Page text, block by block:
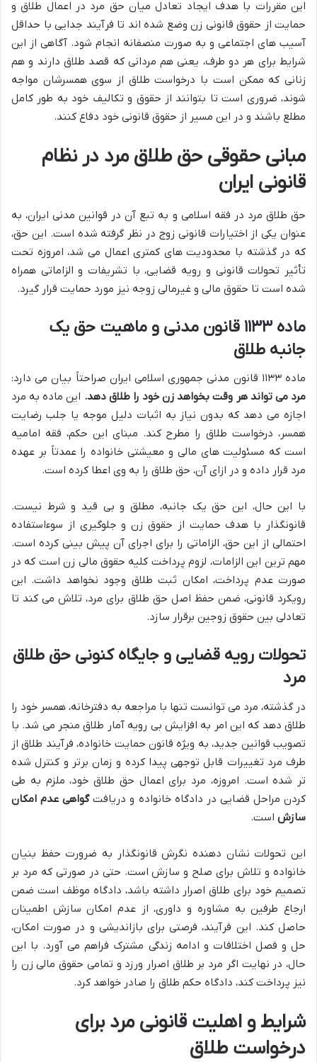
این مقررات با هدف ایجاد تعادل میان حق مرد در اعمال طلاق و
حمایت از حقوق قانونی زن وضع شده اند تا فرآیند جدایی با حداقل
آسیب های اجتماعی و به صورت منصفانه انجام شود. آگاهی از این
شرایط برای هر دو طرف، یعنی هم مردانی که قصد طلاق دارند و هم
زنانی که ممکن است با درخواست طلاق از سوی همسرشان مواجه
شوند، ضروری است تا بتوانند از حقوق و تکالیف خود به طور کامل
مطلع باشند و در این مسیر از حقوق قانونی خود دفاع کنند.
مبانی حقوقی حق طلاق مرد در نظام
قانونی ایران
حق طلاق مرد در فقه اسلامی و به تبع آن در قوانین مدنی ایران، به
عنوان یکی از اختیارات قانونی زوج در نظر گرفته شده است. این حق،
که در گذشته با محدودیت های کمتری اعمال می شد، امروزه تحت
تأثیر تحولات قانونی و رویه قضایی، با تشریفات و الزاماتی همراه
شده است تا حقوق مالی و غیرمالی زوجه نیز مورد حمایت قرار گیرد.
ماده ۱۱۳۳ قانون مدنی و ماهیت حق یک
جانبه طلاق
ماده ۱۱۳۳ قانون مدنی جمهوری اسلامی ایران صراحتاً بیان می دارد:
مرد می تواند هر وقت بخواهد زن خود را طلاق دهد. این ماده به مرد
اجازه می دهد که بدون نیاز به اثبات دلیل موجه یا جلب رضایت
همسر، درخواست طلاق را مطرح کند. مبنای این حکم، فقه امامیه
است که مسئولیت های مالی و معیشتی خانواده را عمدتاً بر عهده
مرد قرار داده و در ازای آن، حق طلاق را به وی اعطا کرده است.
با این حال، این حق یک جانبه، مطلق و بی قید و شرط نیست.
قانونگذار با هدف حمایت از حقوق زن و جلوگیری از سوءاستفاده
احتمالی از این حق، الزاماتی را برای اجرای آن پیش بینی کرده است.
مهم ترین این الزامات، لزوم پرداخت کلیه حقوق مالی زن است که در
صورت عدم پرداخت، امکان ثبت طلاق وجود نخواهد داشت. این
رویکرد قانونی، ضمن حفظ اصل حق طلاق برای مرد، تلاش می کند تا
تعادلی بین حقوق زوجین برقرار سازد.
تحولات رویه قضایی و جایگاه کنونی حق طلاق
مرد
در گذشته، مرد می توانست تنها با مراجعه به دفترخانه، همسر خود را
طلاق دهد که این امر به افزایش بی رویه آمار طلاق منجر می شد. با
تصویب قوانین جدید، به ویژه قانون حمایت خانواده، فرآیند طلاق از
طرف مرد تغییرات قابل توجهی پیدا کرده و زمان برتر و کنترل شده
تر شده است. امروزه، مرد برای اعمال حق طلاق خود، ملزم به طی
کردن مراحل قضایی در دادگاه خانواده و دریافتگواهی عدم امکان
سازش است.
این تحولات نشان دهنده نگرش قانونگذار به ضرورت حفظ بنیان
خانواده و تلاش برای صلح و سازش است. حتی در صورتی که مرد بر
تصمیم خود برای طلاق اصرار داشته باشد، دادگاه موظف است ضمن
ارجاع طرفین به مشاوره و داوری، از عدم امکان سازش اطمینان
حاصل کند. این فرآیند، فرصتی برای بازاندیشی و در صورت امکان،
حل و فصل اختلافات و ادامه زندگی مشترک فراهم می آورد. با این
حال، در نهایت اگر مرد بر طلاق اصرار ورزد و تمامی حقوق مالی زن را
نیز پرداخت کند، دادگاه حکم طلاق را صادر خواهد کرد.
شرایط و اهلیت قانونی مرد برای
درخواست طلاق